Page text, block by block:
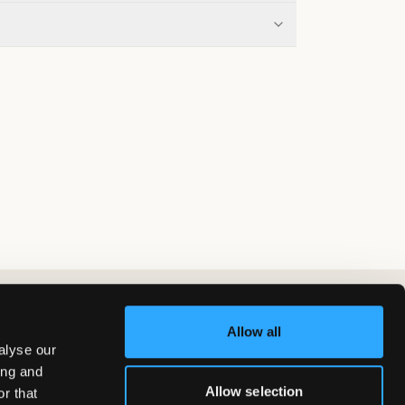
our
and
that
Allow all
Allow selection